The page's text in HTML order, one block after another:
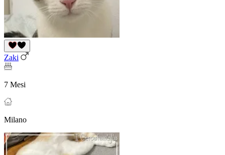
Zaki
7 Mesi
Milano